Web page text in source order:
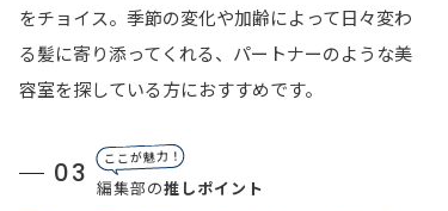
をチョイス。季節の変化や加齢によって日々変わ
る髪に寄り添ってくれる、パートナーのような美
容室を探している方におすすめです。
03
ここが魅力！
編集部の推しポイント